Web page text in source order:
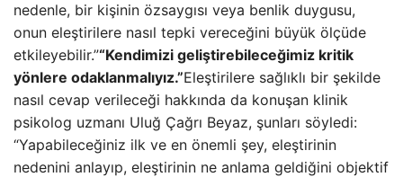
nedenle, bir kişinin özsaygısı veya benlik duygusu,
onun eleştirilere nasıl tepki vereceğini büyük ölçüde
etkileyebilir.”“Kendimizi geliştirebileceğimiz kritik
yönlere odaklanmalıyız.”Eleştirilere sağlıklı bir şekilde
nasıl cevap verileceği hakkında da konuşan klinik
psikolog uzmanı Uluğ Çağrı Beyaz, şunları söyledi:
“Yapabileceğiniz ilk ve en önemli şey, eleştirinin
nedenini anlayıp, eleştirinin ne anlama geldiğini objektif